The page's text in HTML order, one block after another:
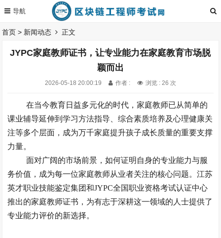
首页 > 新闻动态 正文
JYPC家庭教师证书，让专业能力在家庭教育市场脱
颖而出
2026-05-18 20:00:19 作者 : 浏览 : 26 次
在当今教育日益多元化的时代，家庭教师已从简单的
课业辅导延伸到学习方法指导、综合素质培养及心理健康关
注等多个层面，成为万千家庭提升孩子成长质量的重要支撑
力量。
面对广阔的市场前景，如何证明自身的专业能力与服
务价值，成为每一位家庭教师从业者关注的核心问题。江苏
英才职业技能鉴定集团和JYPC全国职业资格考试认证中心
推出的家庭教师证书，为有志于深耕这一领域的人士提供了
专业能力评价的新选择。